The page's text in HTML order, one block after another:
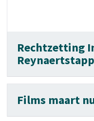
Rechtzetting
Films maart